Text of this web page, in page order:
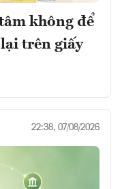
không để
lại trên giấy
22:38, 07/08/2026